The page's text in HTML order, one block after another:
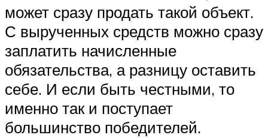
может сразу продать такой объект.
С вырученных средств можно сразу
заплатить начисленные
обязательства, а разницу оставить
себе. И если быть честными, то
именно так и поступает
большинство победителей.